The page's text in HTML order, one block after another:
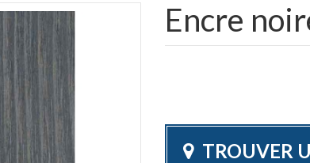
Encre
TROUVER